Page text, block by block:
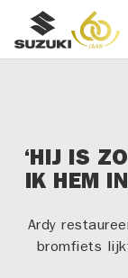
‘HIJ IS
IK HEM
Ardy
bromfiets